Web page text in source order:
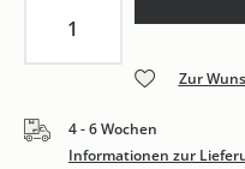
Ineke
Zur
4 - 6 Wochen
Informationen zur